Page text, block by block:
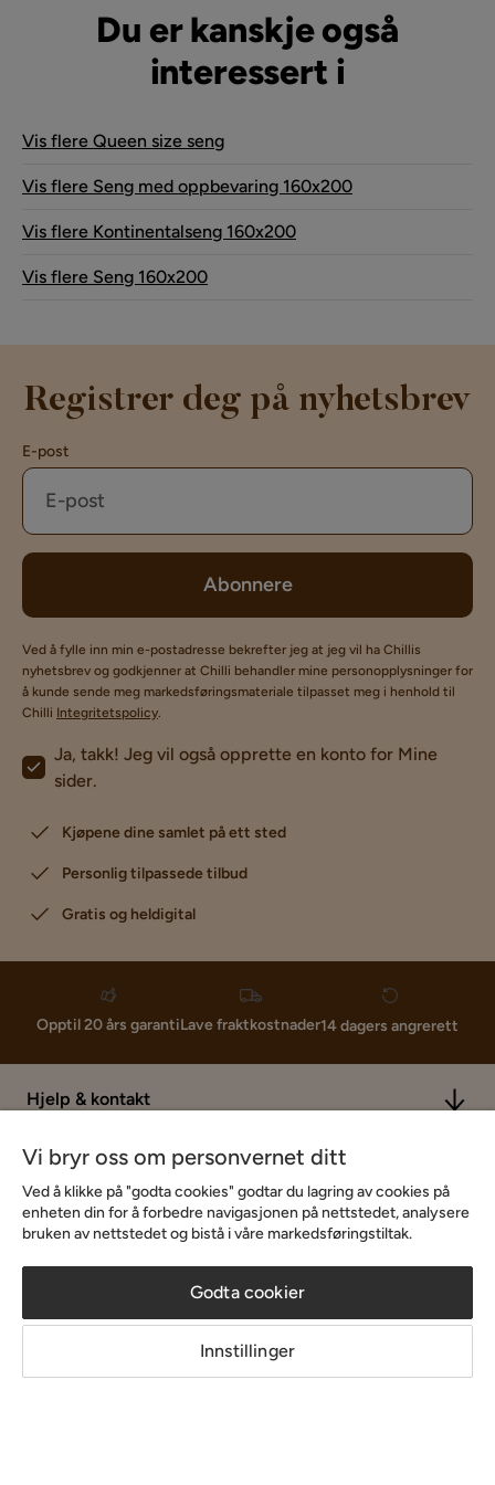
Du er kanskje også
interessert i
Vis flere Queen size seng
Vis flere Seng med oppbevaring 160x200
Vis flere Kontinentalseng 160x200
Vis flere Seng 160x200
Registrer deg på nyhetsbrev
E-post
Abonnere
Ved å fylle inn min e-postadresse bekrefter jeg at jeg vil ha Chillis
nyhetsbrev og godkjenner at Chilli behandler mine personopplysninger for
å kunde sende meg markedsføringsmateriale tilpasset meg i henhold til
Chilli Integritetspolicy.
Ja, takk! Jeg vil også opprette en konto for Mine
sider.
Kjøpene dine samlet på ett sted
Personlig tilpassede tilbud
Gratis og heldigital
Opptil 20 års garantiLave fraktkostnader14 dagers angrerett
Hjelp & kontakt
Sortiment & tilbud
Inspirasjon
Om Chilli
Vi bryr oss om personvernet ditt
Ved å klikke på "godta cookies" godtar du lagring av cookies på
enheten din for å forbedre navigasjonen på nettstedet, analysere
bruken av nettstedet og bistå i våre markedsføringstiltak.
Godta cookier
Innstillinger